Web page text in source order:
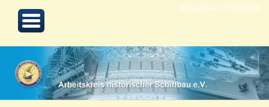
Aktualisiert 27.10.2024